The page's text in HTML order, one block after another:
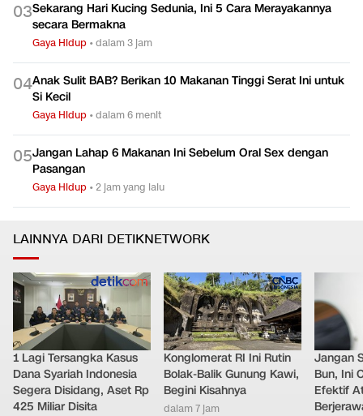
03Sekarang Hari Kucing Sedunia, Ini 5 Cara Merayakannya
secara Bermakna
Gaya Hidup •dalam 3 jam
04Anak Sulit BAB? Berikan 10 Makanan Tinggi Serat Ini untuk
Si Kecil
Gaya Hidup •dalam 6 menit
05Jangan Lahap 6 Makanan Ini Sebelum Oral Sex dengan
Pasangan
Gaya Hidup •2 jam yang lalu
LAINNYA DARI DETIKNETWORK
1 Lagi Tersangka Kasus
Dana Syariah Indonesia
Segera Disidang, Aset Rp
425 Miliar Disita
Konglomerat RI Ini Rutin
Bolak-Balik Gunung Kawi,
Begini Kisahnya
dalam 7 jam
Jangan
Bun, Ini
Efektif